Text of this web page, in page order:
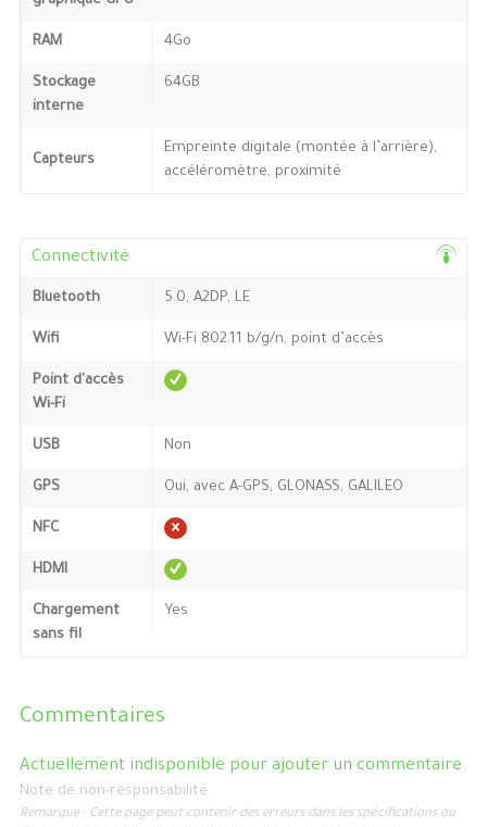
RAM 4Go
Stockage
interne
64GB
Capteurs
Empreinte digitale (montée à l’arrière),
accéléromètre, proximité
Connectivité
Bluetooth 5.0, A2DP, LE
Wifi Wi-Fi 802.11 b/g/n, point d’accès
Point d'accès
Wi-Fi
USB Non
GPS Oui, avec A-GPS, GLONASS, GALILEO
NFC
HDMI
Chargement
sans fil
Yes
Commentaires
Actuellement indisponible pour ajouter un commentaire.
Note de non-responsabilité
Remarque : Cette page peut contenir des erreurs dans les spécifications ou